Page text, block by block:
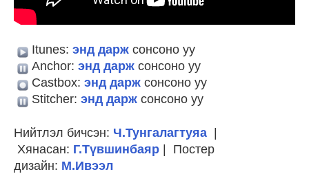
Itunes: энд дарж сонсоно уу
Anchor: энд дарж сонсоно уу
Castbox: энд дарж сонсоно уу
Stitcher: энд дарж сонсоно уу
Нийтлэл бичсэн: Ч.Тунгалагтуяа
Хянасан: Г.Түвшинбаяр | Постер
дизайн: М.Ивээл